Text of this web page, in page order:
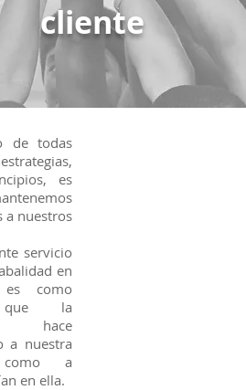
cliente
de todas
es
a nuestros
servicio
en
como
que la
hace
a nuestra
como a
en ella.